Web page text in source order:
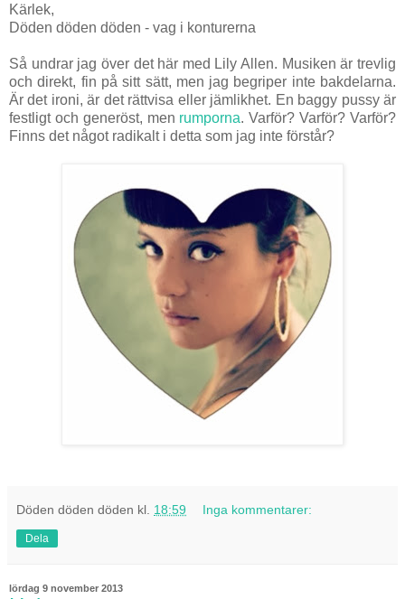
Kärlek,
Döden döden döden - vag i konturerna
Så undrar jag över det här med Lily Allen. Musiken är trevlig
och direkt, fin på sitt sätt, men jag begriper inte bakdelarna.
Är det ironi, är det rättvisa eller jämlikhet. En baggy pussy är
festligt och generöst, men rumporna. Varför? Varför? Varför?
Finns det något radikalt i detta som jag inte förstår?
Döden döden döden kl. 18:59 Inga kommentarer:
Dela
lördag 9 november 2013